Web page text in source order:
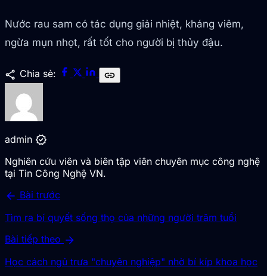
Nước rau sam có tác dụng giải nhiệt, kháng viêm,
ngừa mụn nhọt, rất tốt cho người bị thủy đậu.
share Chia sẻ: link
admin verified
Nghiên cứu viên và biên tập viên chuyên mục công nghệ
tại Tin Công Nghệ VN.
arrow_back Bài trước
Tìm ra bí quyết sống thọ của những người trăm tuổi
Bài tiếp theo arrow_forward
Học cách ngủ trưa "chuyên nghiệp" nhờ bí kíp khoa học